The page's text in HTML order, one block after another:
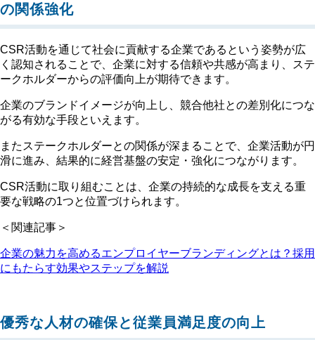
の関係強化
CSR活動を通じて社会に貢献する企業であるという姿勢が広
く認知されることで、企業に対する信頼や共感が高まり、ステ
ークホルダーからの評価向上が期待できます。
企業のブランドイメージが向上し、競合他社との差別化につな
がる有効な手段といえます。
またステークホルダーとの関係が深まることで、企業活動が円
滑に進み、結果的に経営基盤の安定・強化につながります。
CSR活動に取り組むことは、企業の持続的な成長を支える重
要な戦略の1つと位置づけられます。
＜関連記事＞
企業の魅力を高めるエンプロイヤーブランディングとは？採用
にもたらす効果やステップを解説
優秀な人材の確保と従業員満足度の向上